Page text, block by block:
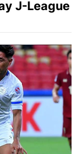
J-League